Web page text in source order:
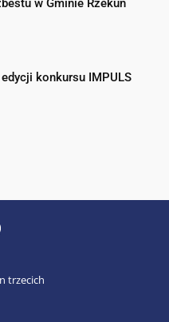
w Gminie Rzekuń
konkursu IMPULS
trzecich